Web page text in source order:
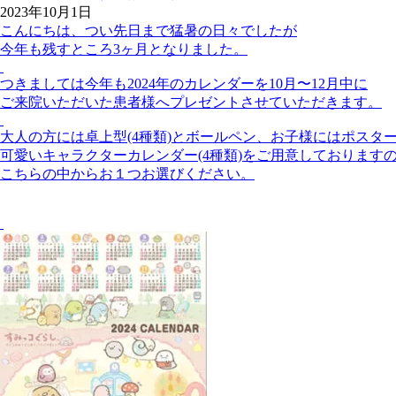
2023年10月1日
こんにちは、つい先日まで猛暑の日々でしたが
今年も残すところ3ヶ月となりました。
つきましては今年も2024年のカレンダーを10月〜12月中に
ご来院いただいた患者様へプレゼントさせていただきます。
大人の方には卓上型(4種類)とボールペン、お子様にはポスタ
可愛いキャラクターカレンダー(4種類)をご用意しております
こちらの中からお１つお選びください。